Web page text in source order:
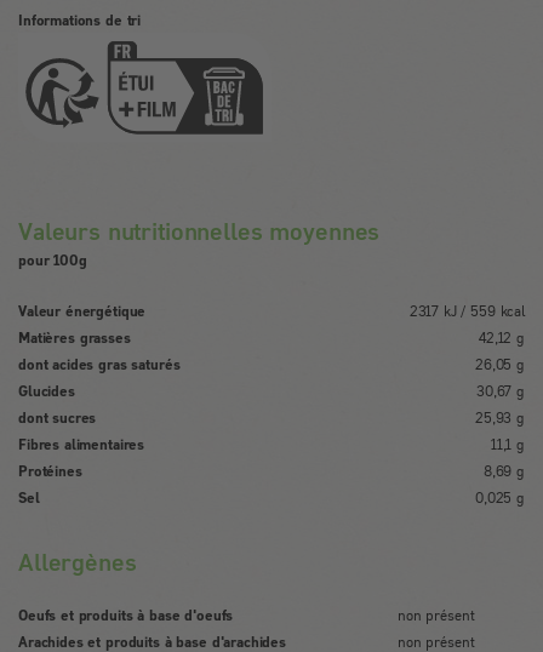
Informations de tri
Valeurs nutritionnelles moyennes
pour 100g
Valeur énergétique
2317 kJ / 559 kcal
Matières grasses
42,12 g
dont acides gras saturés
26,05 g
Glucides
30,67 g
dont sucres
25,93 g
Fibres alimentaires
11,1 g
Protéines
8,69 g
Sel
0,025 g
Allergènes
Oeufs et produits à base d'oeufs
non présent
Arachides et produits à base d'arachides
non présent